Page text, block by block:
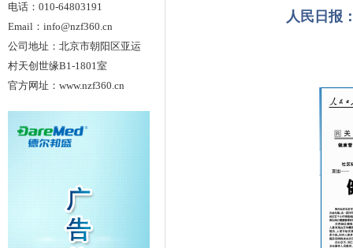
电话：010-64803191
Email：info@nzf360.cn
公司地址：北京市朝阳区亚运
村天创世缘B1-1801室
官方网址：www.nzf360.cn
人民日报